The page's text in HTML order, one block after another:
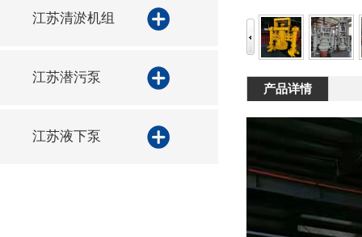
江苏清淤机组
江苏潜污泵
江苏液下泵
产品详情